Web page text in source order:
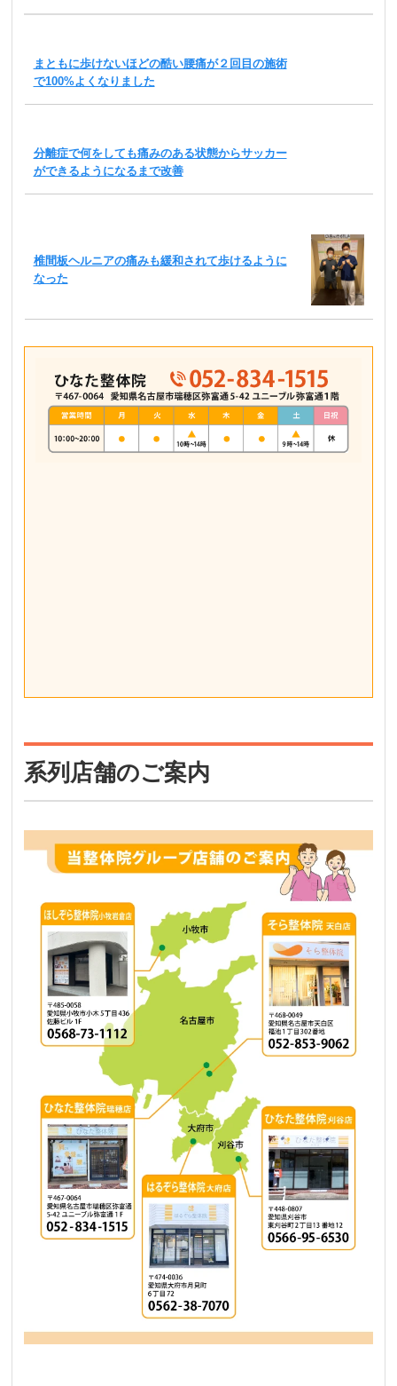
まともに歩けないほどの酷い腰痛が２回目の施術
で100%よくなりました
分離症で何をしても痛みのある状態からサッカー
ができるようになるまで改善
椎間板ヘルニアの痛みも緩和されて歩けるように
なった
系列店舗のご案内